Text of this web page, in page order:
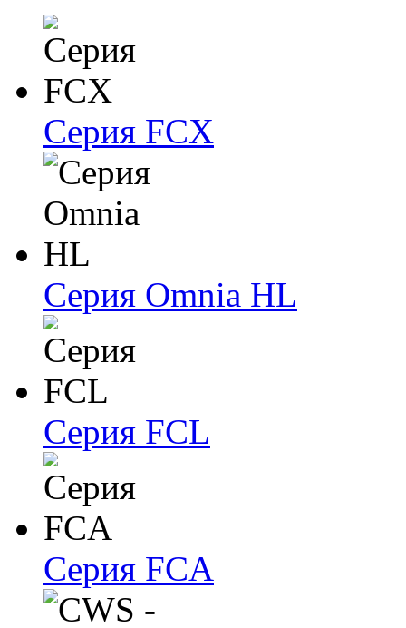
Серия FCX
Серия Omnia HL
Серия FCL
Серия FCA